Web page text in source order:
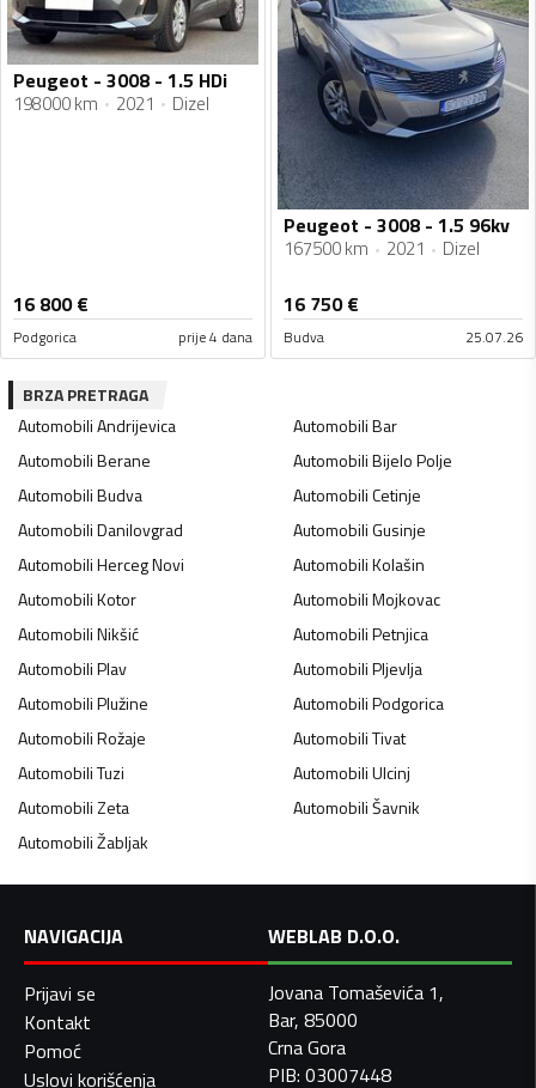
Peugeot - 3008 - 1.5 HDi
198000 km 2021 Dizel
16 800€
Podgorica prije 4 dana
Peugeot - 3008 - 1.5 96kv
167500 km 2021 Dizel
16 750€
Budva 25.07.26
BRZA PRETRAGA
AutomobiliAndrijevica AutomobiliBar
AutomobiliBerane AutomobiliBijelo Polje
AutomobiliBudva AutomobiliCetinje
AutomobiliDanilovgrad AutomobiliGusinje
AutomobiliHerceg Novi AutomobiliKolašin
AutomobiliKotor AutomobiliMojkovac
AutomobiliNikšić AutomobiliPetnjica
AutomobiliPlav AutomobiliPljevlja
AutomobiliPlužine AutomobiliPodgorica
AutomobiliRožaje AutomobiliTivat
AutomobiliTuzi AutomobiliUlcinj
AutomobiliZeta AutomobiliŠavnik
AutomobiliŽabljak
NAVIGACIJA
Prijavi se
Kontakt
Pomoć
Uslovi korišćenja
WEBLAB D.O.O.
Jovana Tomaševića 1,
Bar, 85000
Crna Gora
PIB: 03007448